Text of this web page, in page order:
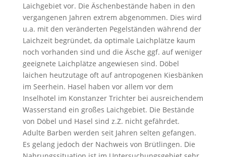
Laichgebiet vor. Die Äschenbestände haben in den
vergangenen Jahren extrem abgenommen. Dies wird
u.a. mit den veränderten Pegelständen während der
Laichzeit begründet, da optimale Laichplätze kaum
noch vorhanden sind und die Äsche ggf. auf weniger
geeignete Laichplätze angewiesen sind. Döbel
laichen heutzutage oft auf antropogenen Kiesbänken
im Seerhein. Hasel haben vor allem vor dem
Inselhotel im Konstanzer Trichter bei ausreichendem
Wasserstand ein großes Laichgebiet. Die Bestände
von Döbel und Hasel sind z.Z. nicht gefährdet.
Adulte Barben werden seit Jahren selten gefangen.
Es gelang jedoch der Nachweis von Brütlingen. Die